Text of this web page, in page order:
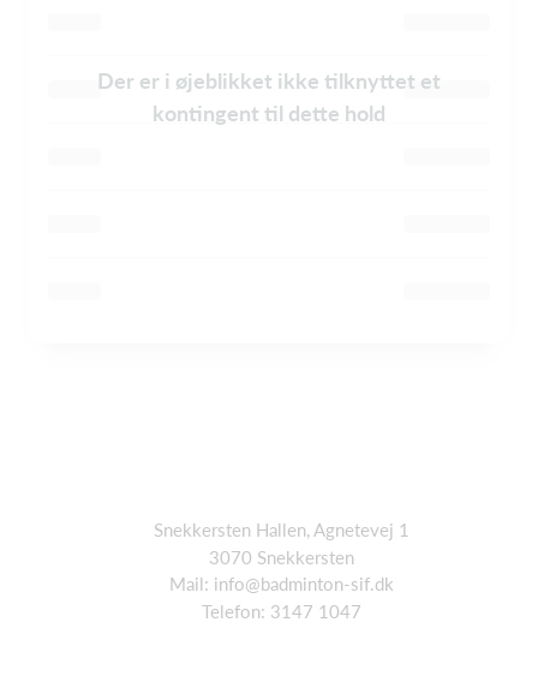
Der er i øjeblikket ikke tilknyttet et
kontingent til dette hold
Snekkersten Hallen, Agnetevej 1
3070 Snekkersten
Mail: info@badminton-sif.dk
Telefon: 3147 1047